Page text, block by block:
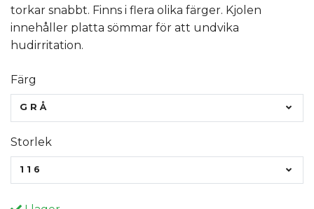
torkar snabbt. Finns i flera olika färger. Kjolen
innehåller platta sömmar för att undvika
hudirritation.
Färg
GRÅ
Storlek
116